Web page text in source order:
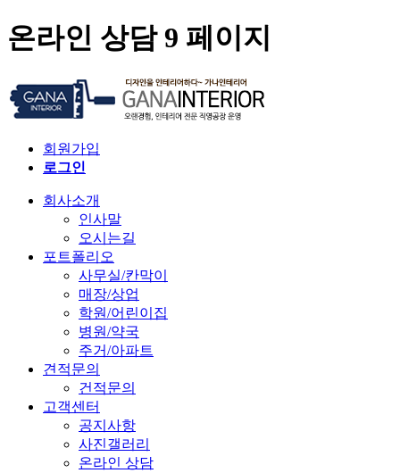
온라인 상담 9 페이지
회원가입
로그인
회사소개
인사말
오시는길
포트폴리오
사무실/칸막이
매장/상업
학원/어린이집
병원/약국
주거/아파트
견적문의
건적문의
고객센터
공지사항
사진갤러리
온라인 상담